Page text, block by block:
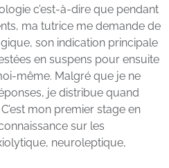
c’est-à-dire que pendant
ma tutrice me demande de
son indication principale
en suspens pour ensuite
même. Malgré que je ne
je distribue quand
mon premier stage en
sur les
neuroleptique,